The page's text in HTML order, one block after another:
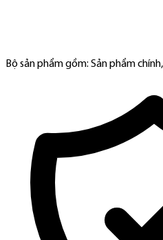
Bộ sản phẩm gồm: Sản phẩm